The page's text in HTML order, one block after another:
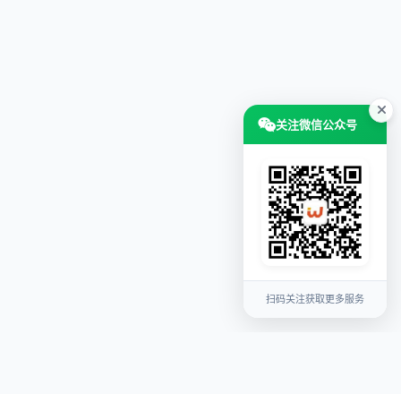
关注微信公众号
扫码关注获取更多服务